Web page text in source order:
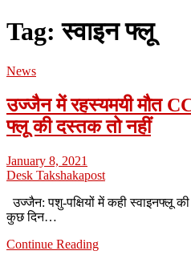
Tag:स्वाइन फ्लू
News
उज्जैन में रहस्यमयी मौत
फ्लू की दस्तक तो नहीं
January 8, 2021
Desk Takshakapost
उज्जैन: पशु-पक्षियों में कही स्वाइनफ्लू
कुछ दिन…
Continue Reading